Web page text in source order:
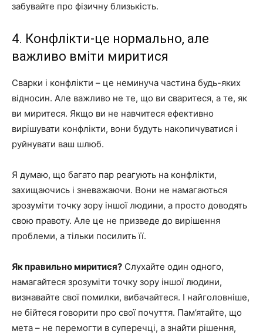
забувайте про фізичну близькість.
4. Конфлікти-це нормально, але
важливо вміти миритися
Сварки і конфлікти – це неминуча частина будь-яких
відносин. Але важливо не те, що ви сваритеся, а те, як
ви миритеся. Якщо ви не навчитеся ефективно
вирішувати конфлікти, вони будуть накопичуватися і
руйнувати ваш шлюб.
Я думаю, що багато пар реагують на конфлікти,
захищаючись і зневажаючи. Вони не намагаються
зрозуміти точку зору іншої людини, а просто доводять
свою правоту. Але це не призведе до вирішення
проблеми, а тільки посилить її.
Як правильно миритися? Слухайте один одного,
намагайтеся зрозуміти точку зору іншої людини,
визнавайте свої помилки, вибачайтеся. І найголовніше,
не бійтеся говорити про свої почуття. Пам’ятайте, що
мета – не перемогти в суперечці, а знайти рішення,